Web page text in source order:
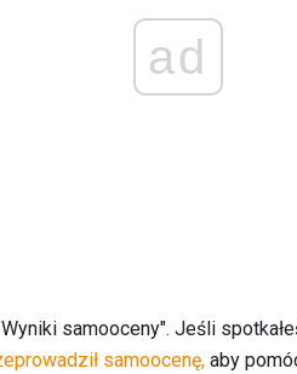
ad
samooceny". Jeśli
samoocenę, aby